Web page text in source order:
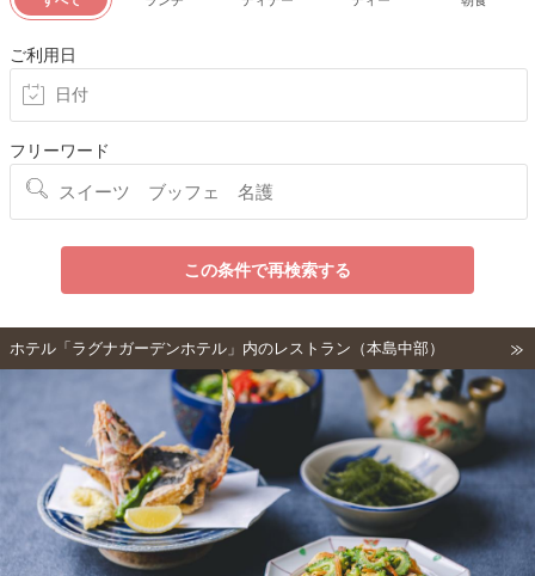
ご利用日
フリーワード
この条件で再検索する
ホテル「ラグナガーデンホテル」内のレストラン（本島中部）